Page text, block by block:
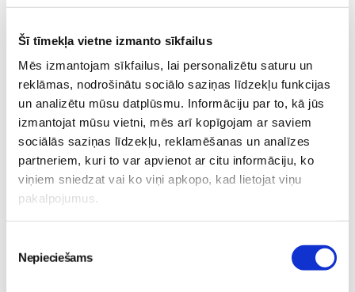
Šī tīmekļa vietne izmanto sīkfailus
Mēs izmantojam sīkfailus, lai personalizētu saturu un
reklāmas, nodrošinātu sociālo saziņas līdzekļu funkcijas
un analizētu mūsu datplūsmu. Informāciju par to, kā jūs
izmantojat mūsu vietni, mēs arī kopīgojam ar saviem
sociālās saziņas līdzekļu, reklamēšanas un analīzes
partneriem, kuri to var apvienot ar citu informāciju, ko
viņiem sniedzat vai ko viņi apkopo, kad lietojat viņu
pakalpojumus.
izvēle
Nepieciešams
gadu vecumam ieeja kopā ar vecākiem ir bez maksas.
Bērniem piedāvās īpašu programmu. - darbnīcas, spēles,
iespēja būt dabā radošumā un kustībā.
Festivāla teritorijā netiek lietotas apreibinošas vielas vai
alkohols.
Piedāvājumā ir veģetāras un vegānas maltītes un dzērieni.
Visi tiek aicināti ņemt līdzi daudzkārt lietojamos traukus un
ēdamrīkus, lai saudzētu vidi un mazinātu atkritumu
apjomu.
Ja vēlies svinēt dzīvi, satikt sevi un līdzīgi domājošus
ceļabiedrus, pievienojies mums šajā īpašajā jubilejas gadā!